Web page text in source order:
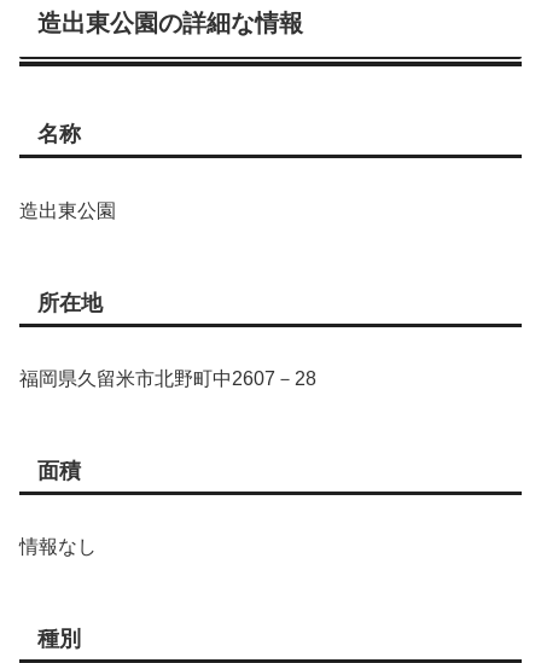
造出東公園の詳細な情報
名称
造出東公園
所在地
福岡県久留米市北野町中2607－28
面積
情報なし
種別